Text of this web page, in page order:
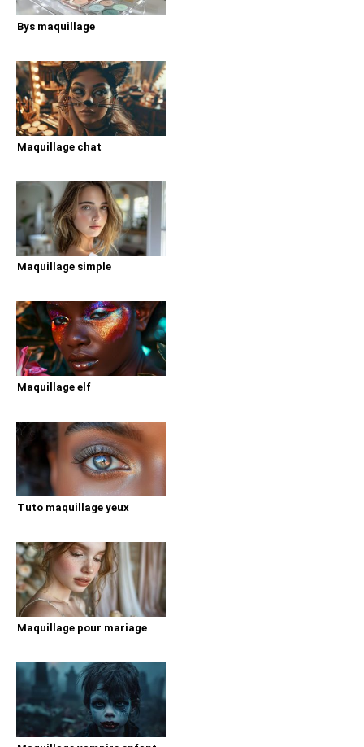
Bys maquillage
Maquillage chat
Maquillage simple
Maquillage elf
Tuto maquillage yeux
Maquillage pour mariage